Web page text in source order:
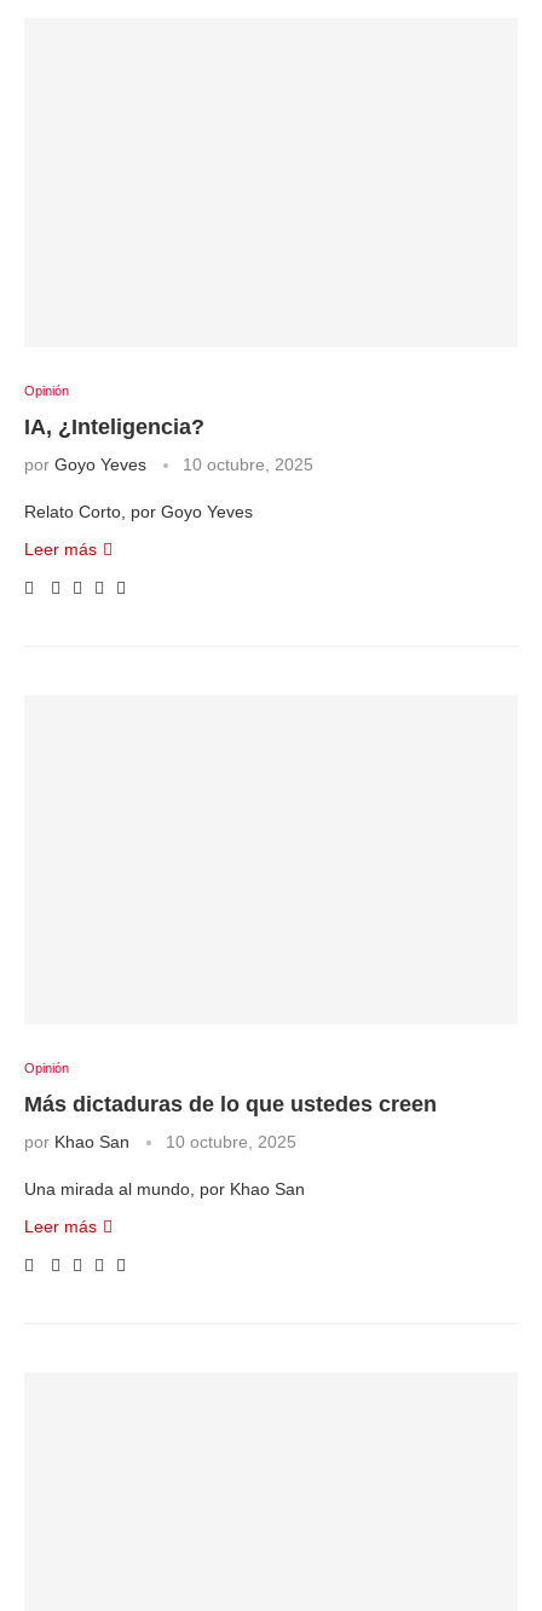
Opinión
IA, ¿Inteligencia?
por Goyo Yeves 10 octubre, 2025
Relato Corto, por Goyo Yeves
Leer más
Opinión
Más dictaduras de lo que ustedes creen
por Khao San 10 octubre, 2025
Una mirada al mundo, por Khao San
Leer más